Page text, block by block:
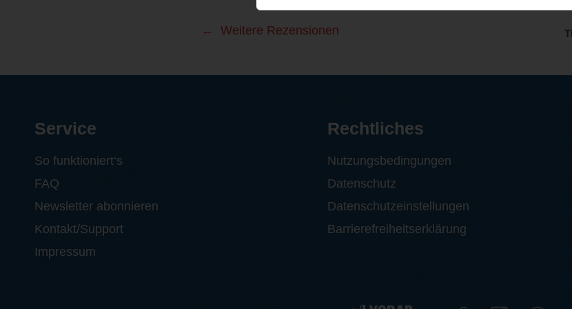
Weitere Rezensionen
Service
So funktioniert‘s
FAQ
Newsletter abonnieren
Kontakt/Support
Impressum
Rechtliches
Nutzungsbedingungen
Datenschutz
Datenschutzeinstellungen
Barrierefreiheitserklärung